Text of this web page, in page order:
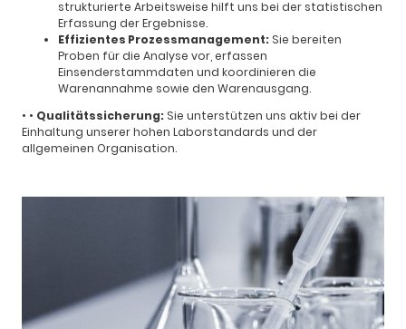
strukturierte Arbeitsweise hilft uns bei der statistischen
Erfassung der Ergebnisse.
Effizientes Prozessmanagement: Sie bereiten
Proben für die Analyse vor, erfassen
Einsenderstammdaten und koordinieren die
Warenannahme sowie den Warenausgang.
• • Qualitätssicherung: Sie unterstützen uns aktiv bei der
Einhaltung unserer hohen Laborstandards und der
allgemeinen Organisation.